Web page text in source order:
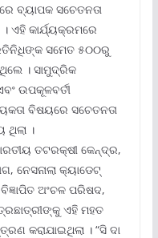
ବ୍ୟାପକ ସଚେତନତା
ଏହି କାର୍ଯ୍ୟକ୍ରମରେ
ସମେତ ୫୦୦ରୁ
। ସାମୁଦ୍ରିକ
ଉପକୂଳବର୍ତୀ
ବିଷୟରେ ସଚେତନତା
।
ତଟରକ୍ଷୀ କେନ୍ଦ୍ର,
ନେସନାଲା କ୍ୟାଡେଟ୍
ଅଂଚଳ ପରିଷଦ,
ଏହି ମହତ
କରାଯାଇଥିଲା । “ସି ଦା